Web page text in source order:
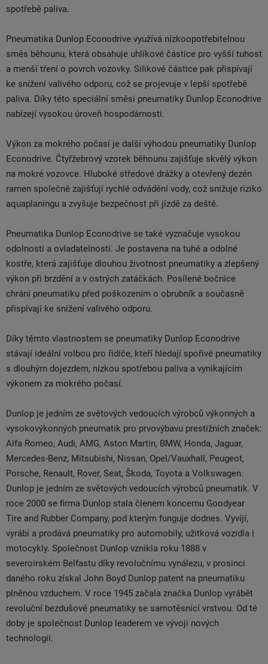
spotřebě paliva.
Pneumatika Dunlop Econodrive využívá nízkoopotřebitelnou
směs běhounu, která obsahuje uhlíkové částice pro vyšší tuhost
a menší tření o povrch vozovky. Silikové částice pak přispívají
ke snížení valivého odporu, což se projevuje v lepší spotřebě
paliva. Díky této speciální směsi pneumatiky Dunlop Econodrive
nabízejí vysokou úroveň hospodárnosti.
Výkon za mokrého počasí je další výhodou pneumatiky Dunlop
Econodrive. Čtyřžebrový vzorek běhounu zajišťuje skvělý výkon
na mokré vozovce. Hluboké středové drážky a otevřený dezén
ramen společně zajišťují rychlé odvádění vody, což snižuje riziko
aquaplaningu a zvyšuje bezpečnost při jízdě za deště.
Pneumatika Dunlop Econodrive se také vyznačuje vysokou
odolností a ovladatelností. Je postavena na tuhé a odolné
kostře, která zajišťuje dlouhou životnost pneumatiky a zlepšený
výkon při brzdění a v ostrých zatáčkách. Posílené bočnice
chrání pneumatiku před poškozením o obrubník a současně
přispívají ke snížení valivého odporu.
Díky těmto vlastnostem se pneumatiky Dunlop Econodrive
stávají ideální volbou pro řidiče, kteří hledají spořivé pneumatiky
s dlouhým dojezdem, nízkou spotřebou paliva a vynikajícím
výkonem za mokrého počasí.
Dunlop je jedním ze světových vedoucích výrobců výkonných a
vysokovýkonných pneumatik pro prvovýbavu prestižních značek:
Alfa Romeo, Audi, AMG, Aston Martin, BMW, Honda, Jaguar,
Mercedes-Benz, Mitsubishi, Nissan, Opel/Vauxhall, Peugeot,
Porsche, Renault, Rover, Seat, Škoda, Toyota a Volkswagen.
Dunlop je jedním ze světových vedoucích výrobců pneumatik. V
roce 2000 se firma Dunlop stala členem koncernu Goodyear
Tire and Rubber Company, pod kterým funguje dodnes. Vyvíjí,
vyrábí a prodává pneumatiky pro automobily, užitková vozidla i
motocykly. Společnost Dunlop vznikla roku 1888 v
severoirském Belfastu díky revolučnímu vynálezu, v prosinci
daného roku získal John Boyd Dunlop patent na pneumatiku
plněnou vzduchem. V roce 1945 začala značka Dunlop vyrábět
revoluční bezdušové pneumatiky se samotěsnící vrstvou. Od té
doby je společnost Dunlop leaderem ve vývoji nových
technologií.